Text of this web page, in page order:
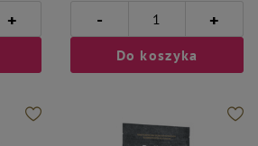
+ - +
Do koszyka